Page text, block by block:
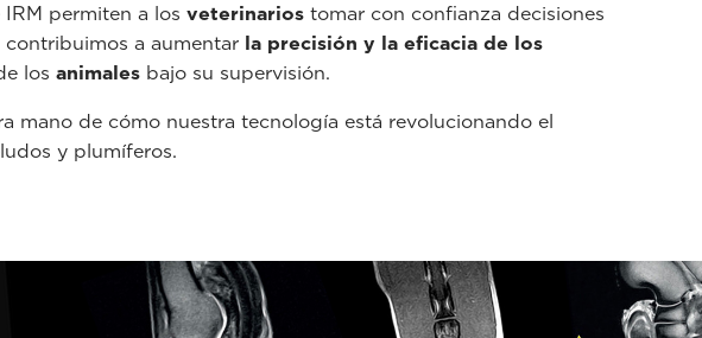
permiten a los veterinarios tomar con confianza decisiones
a aumentar la precisión y la eficacia de los
los animales bajo su supervisión.
mano de cómo nuestra tecnología está revolucionando el
y plumíferos.